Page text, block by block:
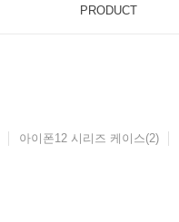
PRODUCT
아이폰12 시리즈 케이스(2)